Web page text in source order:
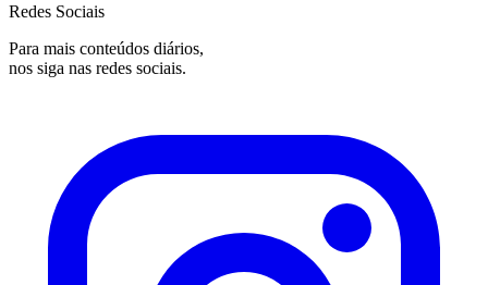
Redes Sociais
Para mais conteúdos diários,
nos siga nas redes sociais.